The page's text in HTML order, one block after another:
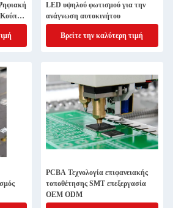
LED υψηλού φωτισμού για την
ανάγνωση αυτοκινήτου
Βρείτε την καλύτερη τιμή
PCBA Τεχνολογία επιφανειακής
τοποθέτησης SMT επεξεργασία
OEM ODM